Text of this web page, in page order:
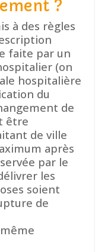
?
à des règles
faite par un
(on
hospitalière
du
de
être
de ville
après
par le
les
soient
de